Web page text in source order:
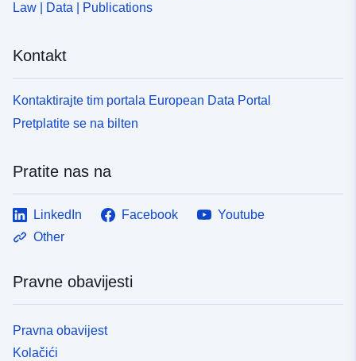
Law | Data | Publications
Kontakt
Kontaktirajte tim portala European Data Portal
Pretplatite se na bilten
Pratite nas na
LinkedIn Facebook
Youtube
Other
Pravne obavijesti
Pravna obavijest
Kolačići